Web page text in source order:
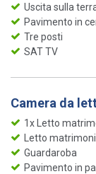
Uscita sulla
Pavimento in
Tre posti
SAT TV
Camera da
1x Letto
Letto
Guardaroba
Pavimento in